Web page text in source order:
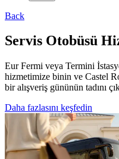
Back
Servis Otobüsü
Eur Fermi veya Termini
hizmetimize binin ve Castel
bir alışveriş gününün tadını
Daha fazlasını keşfedin